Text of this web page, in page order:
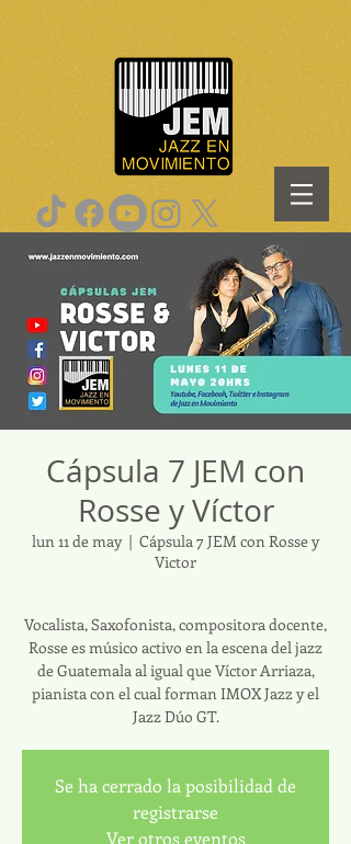
Cápsula 7 JEM con
Rosse y Víctor
lun 11 de may
  |
Cápsula 7 JEM con Rosse y
Victor
Vocalista, Saxofonista, compositora docente,
Rosse es músico activo en la escena del jazz
de Guatemala al igual que Víctor Arriaza,
pianista con el cual forman IMOX Jazz y el
Jazz Dúo GT.
Se ha cerrado la posibilidad de
registrarse
Ver otros eventos